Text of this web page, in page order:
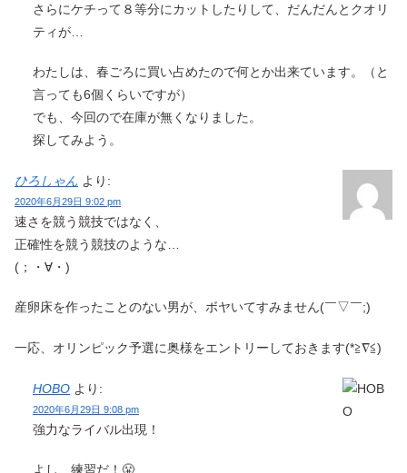
さらにケチって８等分にカットしたりして、だんだんとクオリ
ティが…
わたしは、春ごろに買い占めたので何とか出来ています。（と
言っても6個くらいですが）
でも、今回ので在庫が無くなりました。
探してみよう。
ひろしゃん より:
2020年6月29日 9:02 pm
速さを競う競技ではなく、
正確性を競う競技のような…
(；・∀︎・)
産卵床を作ったことのない男が、ボヤいてすみません(￣▽︎￣;)
一応、オリンピック予選に奥様をエントリーしておきます(*≧︎∇︎≦︎)
HOBO より:
2020年6月29日 9:08 pm
強力なライバル出現！
よし、練習だ！😤